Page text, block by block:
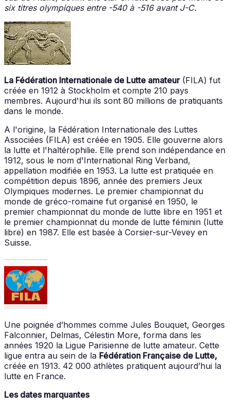
six titres olympiques entre -540 à -516 avant J-C.
La Fédération Internationale de Lutte amateur(FILA) fut
créée en 1912 à Stockholm et compte 210 pays
membres. Aujourd'hui ils sont 80 millions de pratiquants
dans le monde.
A l'origine, la Fédération Internationale des Luttes
Associées (FILA) est créée en 1905. Elle gouverne alors
la lutte et l'haltérophilie. Elle prend son indépendance en
1912, sous le nom d'International Ring Verband,
appellation modifiée en 1953. La lutte est pratiquée en
compétition depuis 1896, année des premiers Jeux
Olympiques modernes. Le premier championnat du
monde de gréco-romaine fut organisé en 1950, le
premier championnat du monde de lutte libre en 1951 et
le premier championnat du monde de lutte féminin (lutte
libre) en 1987. Elle est basée à Corsier-sur-Vevey en
Suisse.
Une poignée d’hom­mes comme Jules Bouquet, Georges
Falconnier, Delmas, Célestin More, forma dans les
années 1920 la Ligue Parisienne de lutte amateur. Cette
ligue entra au sein de la Fédération Française de Lutte,
créée en 1913. 42 000 athlètes pratiquent aujourd’hui la
lutte en France.
Les dates marquantes